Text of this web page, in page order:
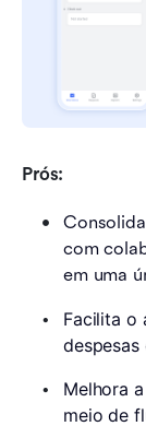
Prós:
com
em uma
Facilita o
despesas
Melhora
meio de